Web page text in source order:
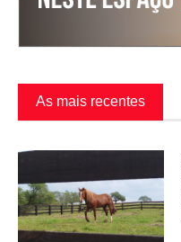
As mais recentes